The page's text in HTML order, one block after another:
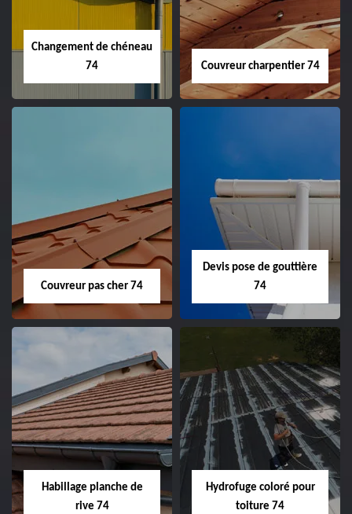
Changement de chéneau
74
Couvreur charpentier 74
Couvreur pas cher 74
Devis pose de gouttière
74
Habillage planche de
rive 74
Hydrofuge coloré pour
toiture 74